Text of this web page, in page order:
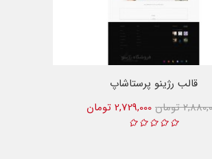
قالب رژینو پرستاشاپ
2,729,000 تومان
تومان